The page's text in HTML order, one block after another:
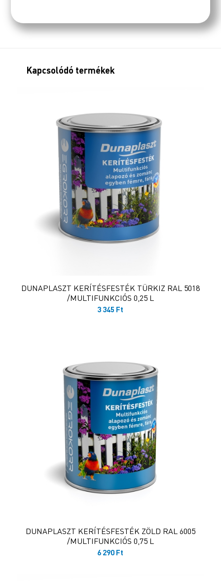
Kapcsolódó termékek
DUNAPLASZT KERÍTÉSFESTÉK TÜRKIZ RAL 5018
/MULTIFUNKCIÓS 0,25 L
3 345 Ft
DUNAPLASZT KERÍTÉSFESTÉK ZÖLD RAL 6005
/MULTIFUNKCIÓS 0,75 L
6 290 Ft